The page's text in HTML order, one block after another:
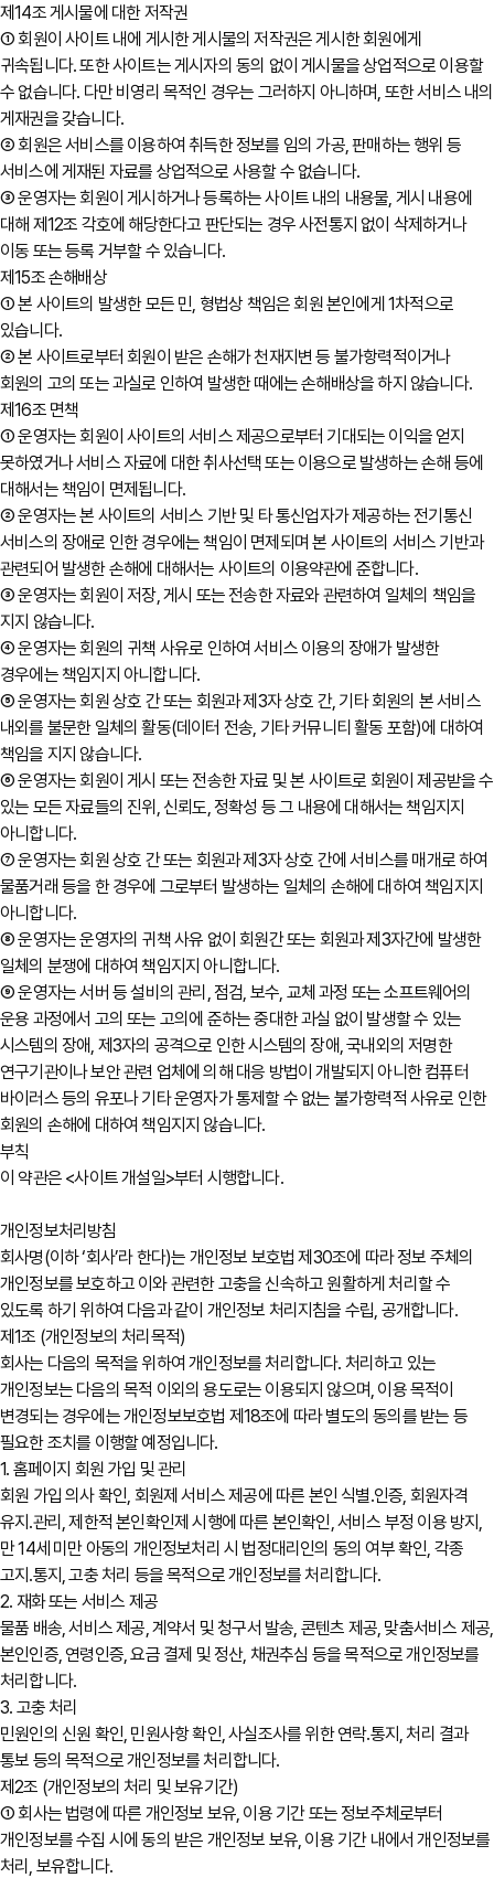
제14조 게시물에 대한 저작권
① 회원이 사이트 내에 게시한 게시물의 저작권은 게시한 회원에게
귀속됩니다. 또한 사이트는 게시자의 동의 없이 게시물을 상업적으로 이용할
수 없습니다. 다만 비영리 목적인 경우는 그러하지 아니하며, 또한 서비스 내의
게재권을 갖습니다.
② 회원은 서비스를 이용하여 취득한 정보를 임의 가공, 판매하는 행위 등
서비스에 게재된 자료를 상업적으로 사용할 수 없습니다.
③ 운영자는 회원이 게시하거나 등록하는 사이트 내의 내용물, 게시 내용에
대해 제12조 각호에 해당한다고 판단되는 경우 사전통지 없이 삭제하거나
이동 또는 등록 거부할 수 있습니다.
제15조 손해배상
① 본 사이트의 발생한 모든 민, 형법상 책임은 회원 본인에게 1차적으로
있습니다.
② 본 사이트로부터 회원이 받은 손해가 천재지변 등 불가항력적이거나
회원의 고의 또는 과실로 인하여 발생한 때에는 손해배상을 하지 않습니다.
제16조 면책
① 운영자는 회원이 사이트의 서비스 제공으로부터 기대되는 이익을 얻지
못하였거나 서비스 자료에 대한 취사선택 또는 이용으로 발생하는 손해 등에
대해서는 책임이 면제됩니다.
② 운영자는 본 사이트의 서비스 기반 및 타 통신업자가 제공하는 전기통신
서비스의 장애로 인한 경우에는 책임이 면제되며 본 사이트의 서비스 기반과
관련되어 발생한 손해에 대해서는 사이트의 이용약관에 준합니다.
③ 운영자는 회원이 저장, 게시 또는 전송한 자료와 관련하여 일체의 책임을
지지 않습니다.
④ 운영자는 회원의 귀책 사유로 인하여 서비스 이용의 장애가 발생한
경우에는 책임지지 아니합니다.
⑤ 운영자는 회원 상호 간 또는 회원과 제3자 상호 간, 기타 회원의 본 서비스
내외를 불문한 일체의 활동(데이터 전송, 기타 커뮤니티 활동 포함)에 대하여
책임을 지지 않습니다.
⑥ 운영자는 회원이 게시 또는 전송한 자료 및 본 사이트로 회원이 제공받을 수
있는 모든 자료들의 진위, 신뢰도, 정확성 등 그 내용에 대해서는 책임지지
아니합니다.
⑦ 운영자는 회원 상호 간 또는 회원과 제3자 상호 간에 서비스를 매개로 하여
물품거래 등을 한 경우에 그로부터 발생하는 일체의 손해에 대하여 책임지지
아니합니다.
⑧ 운영자는 운영자의 귀책 사유 없이 회원간 또는 회원과 제3자간에 발생한
일체의 분쟁에 대하여 책임지지 아니합니다.
⑨ 운영자는 서버 등 설비의 관리, 점검, 보수, 교체 과정 또는 소프트웨어의
운용 과정에서 고의 또는 고의에 준하는 중대한 과실 없이 발생할 수 있는
시스템의 장애, 제3자의 공격으로 인한 시스템의 장애, 국내외의 저명한
연구기관이나 보안 관련 업체에 의해 대응 방법이 개발되지 아니한 컴퓨터
바이러스 등의 유포나 기타 운영자가 통제할 수 없는 불가항력적 사유로 인한
회원의 손해에 대하여 책임지지 않습니다.
부칙
이 약관은 <사이트 개설일>부터 시행합니다.
개인정보처리방침
회사명(이하 ‘회사’라 한다)는 개인정보 보호법 제30조에 따라 정보 주체의
개인정보를 보호하고 이와 관련한 고충을 신속하고 원활하게 처리할 수
있도록 하기 위하여 다음과 같이 개인정보 처리지침을 수립, 공개합니다.
제1조 (개인정보의 처리목적)
회사는 다음의 목적을 위하여 개인정보를 처리합니다. 처리하고 있는
개인정보는 다음의 목적 이외의 용도로는 이용되지 않으며, 이용 목적이
변경되는 경우에는 개인정보보호법 제18조에 따라 별도의 동의를 받는 등
필요한 조치를 이행할 예정입니다.
1. 홈페이지 회원 가입 및 관리
회원 가입 의사 확인, 회원제 서비스 제공에 따른 본인 식별․인증, 회원자격
유지․관리, 제한적 본인확인제 시행에 따른 본인확인, 서비스 부정 이용 방지,
만 14세 미만 아동의 개인정보처리 시 법정대리인의 동의 여부 확인, 각종
고지․통지, 고충 처리 등을 목적으로 개인정보를 처리합니다.
2. 재화 또는 서비스 제공
물품 배송, 서비스 제공, 계약서 및 청구서 발송, 콘텐츠 제공, 맞춤서비스 제공,
본인인증, 연령인증, 요금 결제 및 정산, 채권추심 등을 목적으로 개인정보를
처리합니다.
3. 고충 처리
민원인의 신원 확인, 민원사항 확인, 사실조사를 위한 연락․통지, 처리 결과
통보 등의 목적으로 개인정보를 처리합니다.
제2조 (개인정보의 처리 및 보유기간)
① 회사는 법령에 따른 개인정보 보유, 이용 기간 또는 정보주체로부터
개인정보를 수집 시에 동의 받은 개인정보 보유, 이용 기간 내에서 개인정보를
처리, 보유합니다.